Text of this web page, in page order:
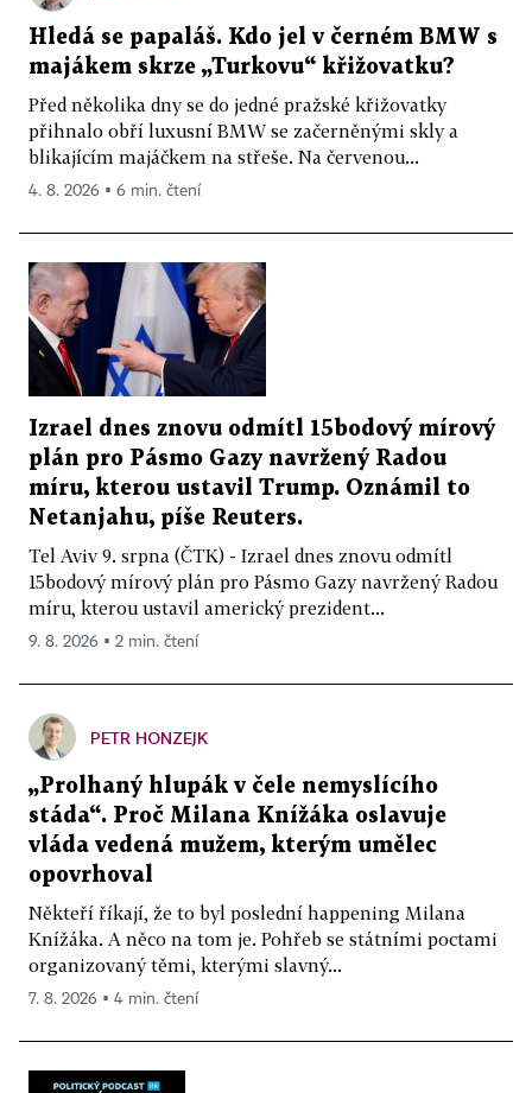
Hledá se papaláš. Kdo jel v černém BMW s
majákem skrze „Turkovu“ křižovatku?
Před několika dny se do jedné pražské křižovatky
přihnalo obří luxusní BMW se začerněnými skly a
blikajícím majáčkem na střeše. Na červenou...
4. 8. 2026 ▪ 6 min. čtení
Izrael dnes znovu odmítl 15bodový mírový
plán pro Pásmo Gazy navržený Radou
míru, kterou ustavil Trump. Oznámil to
Netanjahu, píše Reuters.
Tel Aviv 9. srpna (ČTK) - Izrael dnes znovu odmítl
15bodový mírový plán pro Pásmo Gazy navržený Radou
míru, kterou ustavil americký prezident...
9. 8. 2026 ▪ 2 min. čtení
PETR HONZEJK
„Prolhaný hlupák v čele nemyslícího
stáda“. Proč Milana Knížáka oslavuje
vláda vedená mužem, kterým umělec
opovrhoval
Někteří říkají, že to byl poslední happening Milana
Knížáka. A něco na tom je. Pohřeb se státními poctami
organizovaný těmi, kterými slavný...
7. 8. 2026 ▪ 4 min. čtení